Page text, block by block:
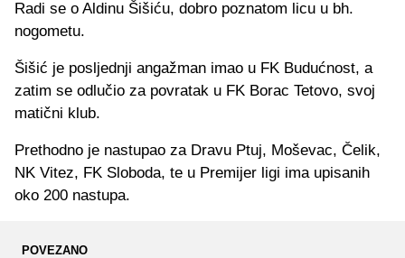
Radi se o Aldinu Šišiću, dobro poznatom licu u bh.
nogometu.
Šišić je posljednji angažman imao u FK Budućnost, a
zatim se odlučio za povratak u FK Borac Tetovo, svoj
matični klub.
Prethodno je nastupao za Dravu Ptuj, Moševac, Čelik,
NK Vitez, FK Sloboda, te u Premijer ligi ima upisanih
oko 200 nastupa.
POVEZANO